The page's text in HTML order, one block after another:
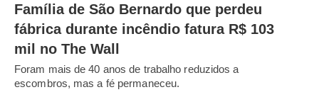
Família de São Bernardo que perdeu
fábrica durante incêndio fatura R$ 103
mil no The Wall
Foram mais de 40 anos de trabalho reduzidos a
escombros, mas a fé permaneceu.